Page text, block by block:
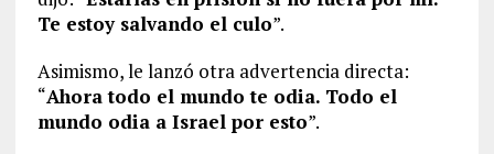
Te estoy salvando el culo”.
Asimismo, le lanzó otra advertencia directa:
“Ahora todo el mundo te odia. Todo el
mundo odia a Israel por esto”.